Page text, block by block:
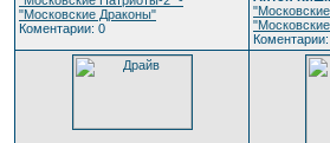
"Московские Драконы"
Коментарии: 0